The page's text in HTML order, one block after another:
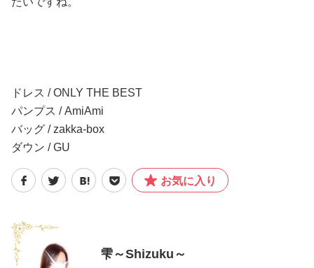
ドレス / ONLY THE BEST
パンプス / AmiAmi
バッグ / zakka-box
ダウン / GU
お気に入り
雫～Shizuku～